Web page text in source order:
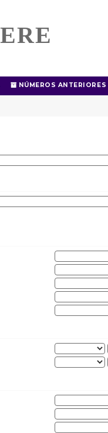
NÚMEROS ANTERIORES